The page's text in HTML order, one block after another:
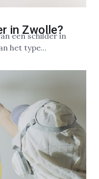
in Zwolle?
een schilder in
het type...